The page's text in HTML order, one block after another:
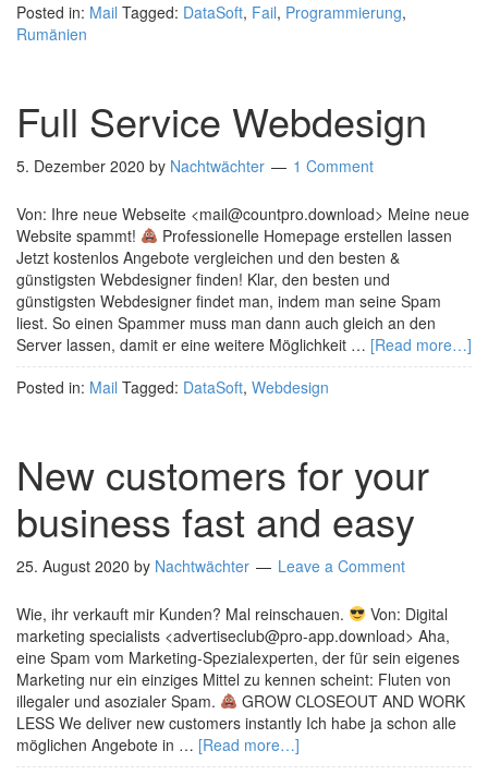
Posted in: Mail Tagged: DataSoft, Fail, Programmierung,
Rumänien
Full Service Webdesign
5. Dezember 2020 by Nachtwächter 1 Comment
Von: Ihre neue Webseite <mail@countpro.download> Meine neue
Website spammt!
Professionelle Homepage erstellen lassen
Jetzt kostenlos Angebote vergleichen und den besten &
günstigsten Webdesigner finden! Klar, den besten und
günstigsten Webdesigner findet man, indem man seine Spam
liest. So einen Spammer muss man dann auch gleich an den
Server lassen, damit er eine weitere Möglichkeit … [Read more…]
Posted in: Mail Tagged: DataSoft, Webdesign
New customers for your
business fast and easy
25. August 2020 by Nachtwächter Leave a Comment
Wie, ihr verkauft mir Kunden? Mal reinschauen.
Von: Digital
marketing specialists <advertiseclub@pro-app.download> Aha,
eine Spam vom Marketing-Spezialexperten, der für sein eigenes
Marketing nur ein einziges Mittel zu kennen scheint: Fluten von
illegaler und asozialer Spam.
GROW CLOSEOUT AND WORK
LESS We deliver new customers instantly Ich habe ja schon alle
möglichen Angebote in … [Read more…]